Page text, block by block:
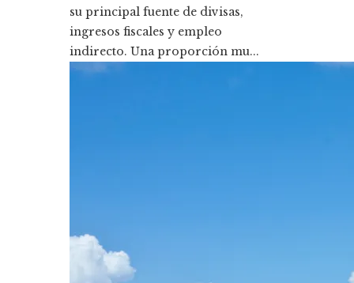
su principal fuente de divisas,
ingresos fiscales y empleo
indirecto. Una proporción mu...